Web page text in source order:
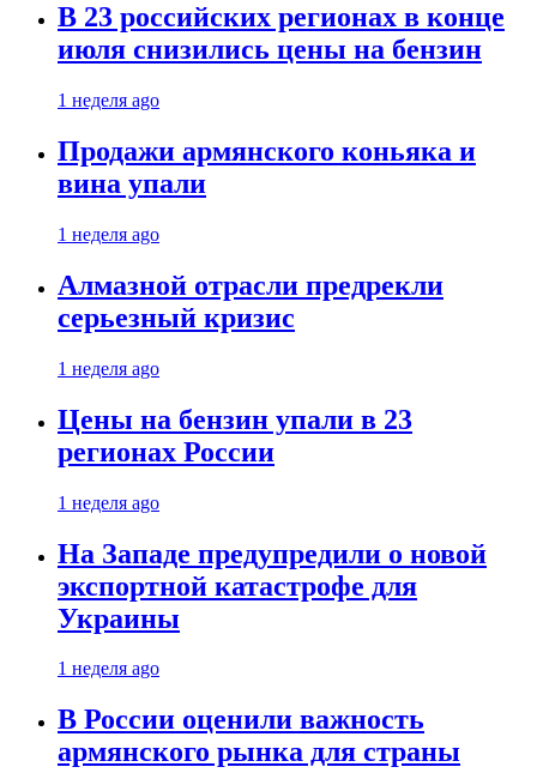
В 23 российских регионах в конце
июля снизились цены на бензин
1 неделя ago
Продажи армянского коньяка и
вина упали
1 неделя ago
Алмазной отрасли предрекли
серьезный кризис
1 неделя ago
Цены на бензин упали в 23
регионах России
1 неделя ago
На Западе предупредили о новой
экспортной катастрофе для
Украины
1 неделя ago
В России оценили важность
армянского рынка для страны